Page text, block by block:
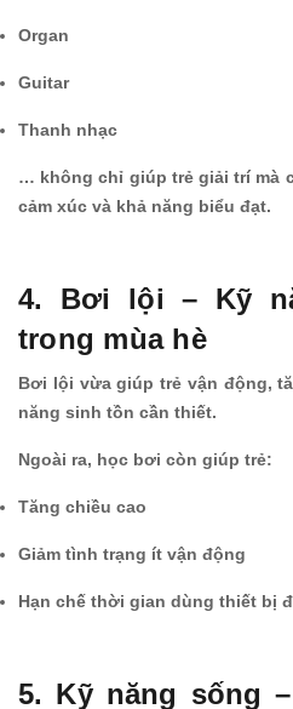
Organ
Guitar
Thanh nhạc
… không chỉ giúp trẻ giải trí mà
cảm xúc và khả năng biểu đạt.
4. Bơi lội – Kỹ
trong mùa hè
Bơi lội vừa giúp trẻ vận động,
năng sinh tồn cần thiết.
Ngoài ra, học bơi còn giúp trẻ:
Tăng chiều cao
Giảm tình trạng ít vận động
Hạn chế thời gian dùng thiết bị
5. Kỹ năng sống